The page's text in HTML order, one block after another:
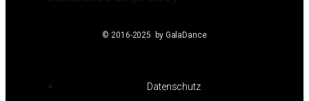
© 2016-2025 by GalaDance
Datenschutz